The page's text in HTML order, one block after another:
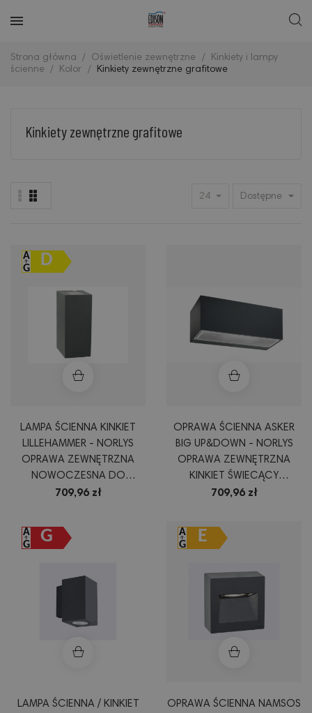
Strona główna Oświetlenie zewnętrzne
Kinkiety i lampy
ścienne
Kolor Kinkiety zewnętrzne grafitowe
Kinkiety zewnętrzne grafitowe
24 Dostępne
D
LAMPA ŚCIENNA KINKIET
LILLEHAMMER - NORLYS
OPRAWA ZEWNĘTRZNA
NOWOCZESNA DO
ILUMINACJI BUDYNKÓW
709,96 zł
OPRAWA ŚCIENNA ASKER
BIG UP&DOWN - NORLYS
OPRAWA ZEWNĘTRZNA
KINKIET ŚWIECĄCY
DWUKIERUNKOWO GRAFIT
709,96 zł
G
LAMPA ŚCIENNA / KINKIET
E
OPRAWA ŚCIENNA NAMSOS